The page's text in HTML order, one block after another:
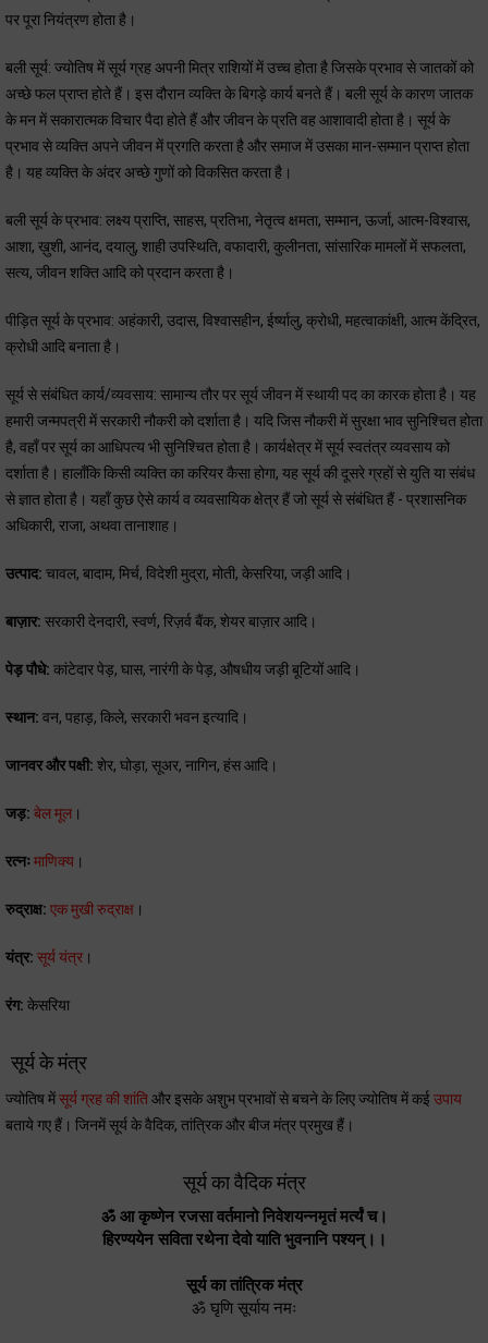
पर पूरा नियंत्रण होता है।
बली सूर्य: ज्योतिष में सूर्य ग्रह अपनी मित्र राशियों में उच्च होता है जिसके प्रभाव से जातकों को
अच्छे फल प्राप्त होते हैं। इस दौरान व्यक्ति के बिगड़े कार्य बनते हैं। बली सूर्य के कारण जातक
के मन में सकारात्मक विचार पैदा होते हैं और जीवन के प्रति वह आशावादी होता है। सूर्य के
प्रभाव से व्यक्ति अपने जीवन में प्रगति करता है और समाज में उसका मान-सम्मान प्राप्त होता
है। यह व्यक्ति के अंदर अच्छे गुणों को विकसित करता है।
बली सूर्य के प्रभाव: लक्ष्य प्राप्ति, साहस, प्रतिभा, नेतृत्व क्षमता, सम्मान, ऊर्जा, आत्म-विश्वास,
आशा, ख़ुशी, आनंद, दयालु, शाही उपस्थिति, वफादारी, कुलीनता, सांसारिक मामलों में सफलता,
सत्य, जीवन शक्ति आदि को प्रदान करता है।
पीड़ित सूर्य के प्रभाव: अहंकारी, उदास, विश्वासहीन, ईर्ष्यालु, क्रोधी, महत्वाकांक्षी, आत्म केंद्रित,
क्रोधी आदि बनाता है।
सूर्य से संबंधित कार्य/व्यवसाय: सामान्य तौर पर सूर्य जीवन में स्थायी पद का कारक होता है। यह
हमारी जन्मपत्री में सरकारी नौकरी को दर्शाता है। यदि जिस नौकरी में सुरक्षा भाव सुनिश्चित होता
है, वहाँ पर सूर्य का आधिपत्य भी सुनिश्चित होता है। कार्यक्षेत्र में सूर्य स्वतंत्र व्यवसाय को
दर्शाता है। हालाँकि किसी व्यक्ति का करियर कैसा होगा, यह सूर्य की दूसरे ग्रहों से युति या संबंध
से ज्ञात होता है। यहाँ कुछ ऐसे कार्य व व्यवसायिक क्षेत्र हैं जो सूर्य से संबंधित हैं - प्रशासनिक
अधिकारी, राजा, अथवा तानाशाह।
उत्पाद: चावल, बादाम, मिर्च, विदेशी मुद्रा, मोती, केसरिया, जड़ी आदि।
बाज़ार: सरकारी देनदारी, स्वर्ण, रिज़र्व बैंक, शेयर बाज़ार आदि।
पेड़ पौधे: कांटेदार पेड़, घास, नारंगी के पेड़, औषधीय जड़ी बूटियों आदि।
स्थान: वन, पहाड़, किले, सरकारी भवन इत्यादि।
जानवर और पक्षी: शेर, घोड़ा, सूअर, नागिन, हंस आदि।
जड़: बेल मूल ।
रत्नःमाणिक्य ।
रुद्राक्ष: एक मुखी रुद्राक्ष ।
यंत्र: सूर्य यंत्र ।
रंग: केसरिया
सूर्य के मंत्र
ज्योतिष मेंसूर्य ग्रह की शांतिऔर इसके अशुभ प्रभावों से बचने के लिए ज्योतिष में कईउपाय
बताये गए हैं। जिनमें सूर्य के वैदिक, तांत्रिक और बीज मंत्र प्रमुख हैं।
सूर्य का वैदिक मंत्र
ॐ आ कृष्णेन रजसा वर्तमानो निवेशयन्नमृतं मर्त्यं च।
हिरण्ययेन सविता रथेना देवो याति भुवनानि पश्यन्।।
सूर्य का तांत्रिक मंत्र
ॐ घृणि सूर्याय नमः